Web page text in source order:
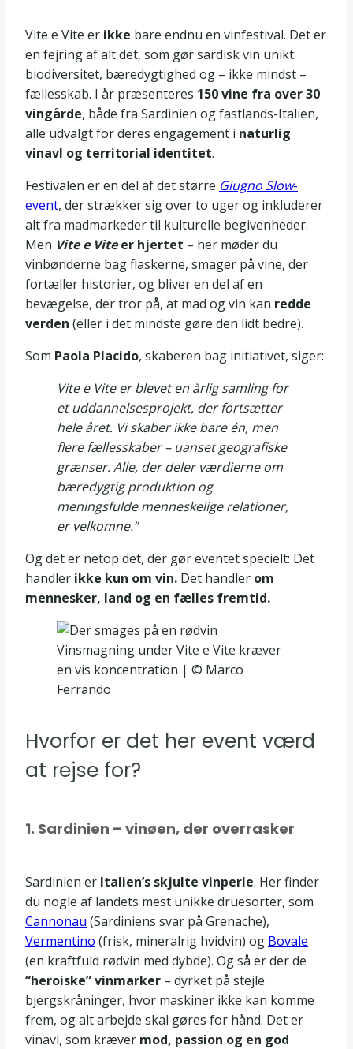
Vite e Vite er ikke bare endnu en vinfestival. Det er
en fejring af alt det, som gør sardisk vin unikt:
biodiversitet, bæredygtighed og – ikke mindst –
fællesskab. I år præsenteres 150 vine fra over 30
vingårde, både fra Sardinien og fastlands-Italien,
alle udvalgt for deres engagement i naturlig
vinavl og territorial identitet.
Festivalen er en del af det større Giugno Slow-
event, der strækker sig over to uger og inkluderer
alt fra madmarkeder til kulturelle begivenheder.
Men Vite e Viteer hjertet – her møder du
vinbønderne bag flaskerne, smager på vine, der
fortæller historier, og bliver en del af en
bevægelse, der tror på, at mad og vin kan redde
verden (eller i det mindste gøre den lidt bedre).
Som Paola Placido, skaberen bag initiativet, siger:
Vite e Vite er blevet en årlig samling for
et uddannelsesprojekt, der fortsætter
hele året. Vi skaber ikke bare én, men
flere fællesskaber – uanset geografiske
grænser. Alle, der deler værdierne om
bæredygtig produktion og
meningsfulde menneskelige relationer,
er velkomne.”
Og det er netop det, der gør eventet specielt: Det
handler ikke kun om vin. Det handler om
mennesker, land og en fælles fremtid.
Vinsmagning under Vite e Vite kræver
en vis koncentration | © Marco
Ferrando
Hvorfor er det her event værd
at rejse for?
1. Sardinien – vinøen, der overrasker
Sardinien er Italien’s skjulte vinperle. Her finder
du nogle af landets mest unikke druesorter, som
Cannonau (Sardiniens svar på Grenache),
Vermentino (frisk, mineralrig hvidvin) og Bovale
(en kraftfuld rødvin med dybde). Og så er der de
“heroiske” vinmarker – dyrket på stejle
bjergskråninger, hvor maskiner ikke kan komme
frem, og alt arbejde skal gøres for hånd. Det er
vinavl, som kræver mod, passion og en god